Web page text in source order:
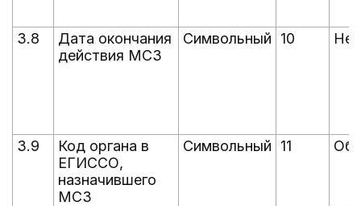
3.8
Дата окончания
действия МСЗ
Символьный 10
3.9
Код органа в
ЕГИССО,
назначившего
МСЗ
Символьный 11